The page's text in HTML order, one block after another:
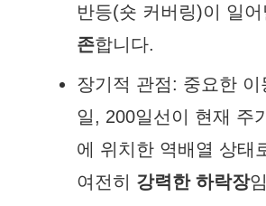
반등(숏 커버링)이 일
존합니다.
장기적 관점: 중요한 이
일, 200일선이 현재 주
에 위치한 역배열 상태
여전히 강력한 하락장